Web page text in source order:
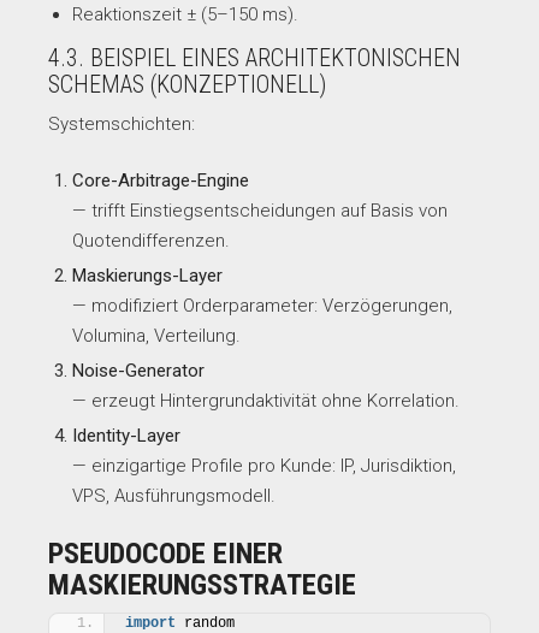
Reaktionszeit ± (5–150 ms).
4.3. BEISPIEL EINES ARCHITEKTONISCHEN
SCHEMAS (KONZEPTIONELL)
Systemschichten:
Core-Arbitrage-Engine
— trifft Einstiegsentscheidungen auf Basis von
Quotendifferenzen.
Maskierungs-Layer
— modifiziert Orderparameter: Verzögerungen,
Volumina, Verteilung.
Noise-Generator
— erzeugt Hintergrundaktivität ohne Korrelation.
Identity-Layer
— einzigartige Profile pro Kunde: IP, Jurisdiktion,
VPS, Ausführungsmodell.
PSEUDOCODE EINER
MASKIERUNGSSTRATEGIE
import random